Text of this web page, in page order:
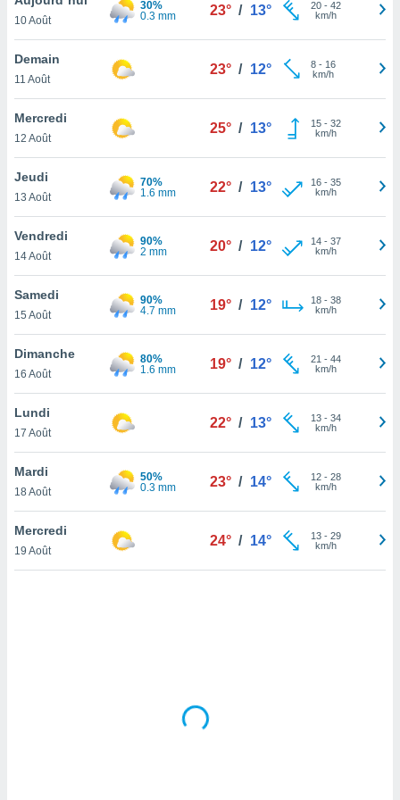
et
»,
au
vous
qu'ils
ou
le
ainsi
un
la
du
en
de
10 Août
30%
0.3 mm
23° / 13° 20- 42
km/h
Demain
11 Août
23° / 12° 8- 16
km/h
Mercredi
12 Août
25° / 13° 15- 32
km/h
Jeudi
13 Août
70%
1.6 mm
22° / 13° 16- 35
km/h
Vendredi
14 Août
90%
2 mm
20° / 12° 14- 37
km/h
Samedi
15 Août
90%
4.7 mm
19° / 12° 18- 38
km/h
Dimanche
16 Août
80%
1.6 mm
19° / 12° 21 - 44
km/h
Lundi
17 Août
22° / 13° 13- 34
km/h
Mardi
18 Août
50%
0.3 mm
23° / 14° 12- 28
km/h
Mercredi
19 Août
24° / 14° 13- 29
km/h